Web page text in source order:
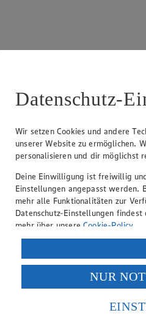
Datenschutz-
Wir setzen Cookies und andere
unserer Website zu ermöglichen.
personalisieren und dir möglichst
Deine Einwilligung ist freiwillig
Einstellungen angepasst werden.
mehr alle Funktionalitäten zur
Datenschutz-Einstellungen findest
mehr über unsereCookie-Policy.
Verarbeitung deiner
Wenn du auf „Aktivieren“
ein, dass deine Daten in den
einem nach europäischen
Risiko eines Zugriffs durch US-
NUR